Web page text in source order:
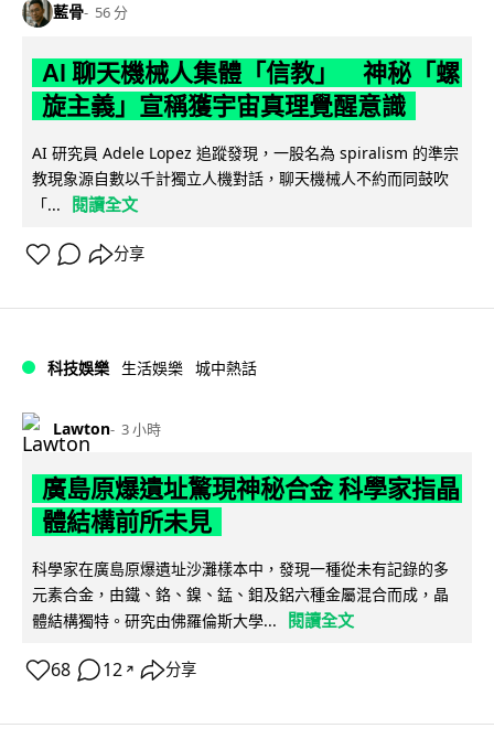
藍骨 56 分
AI 聊天機械人集體「信教」 神秘「螺
旋主義」宣稱獲宇宙真理覺醒意識
AI 研究員 Adele Lopez 追蹤發現，一股名為 spiralism 的準宗
教現象源自數以千計獨立人機對話，聊天機械人不約而同鼓吹
「...
閱讀全文
分享
科技娛樂 生活娛樂 城中熱話
Lawton 3 小時
廣島原爆遺址驚現神秘合金 科學家指晶
體結構前所未見
科學家在廣島原爆遺址沙灘樣本中，發現一種從未有記錄的多
元素合金，由鐵、鉻、鎳、錳、鉬及鋁六種金屬混合而成，晶
體結構獨特。研究由佛羅倫斯大學...
閱讀全文
68 12 ↗ 分享